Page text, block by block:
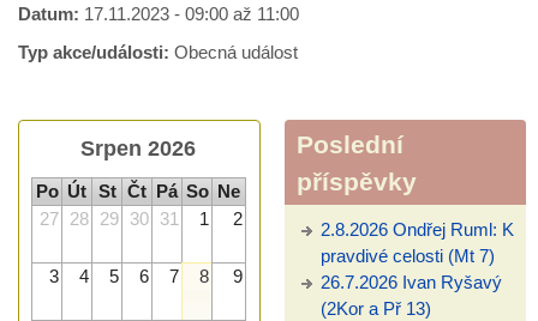
Datum: 17.11.2023 - 09:00 až 11:00
Typ akce/události: Obecná událost
Srpen 2026
Po Út St Čt Pá So Ne
27 28 29 30 31 1 2
3 4 5 6 7 8 9
Poslední
příspěvky
2.8.2026 Ondřej Ruml: K
pravdivé celosti (Mt 7)
26.7.2026 Ivan Ryšavý
(2Kor a Př 13)